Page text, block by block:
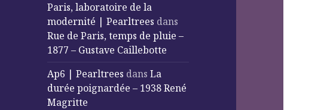
Paris, laboratoire de la
modernité | Pearltrees dans
Rue de Paris, temps de pluie –
1877 – Gustave Caillebotte
Ap6 | Pearltrees dansLa
durée poignardée – 1938 René
Magritte